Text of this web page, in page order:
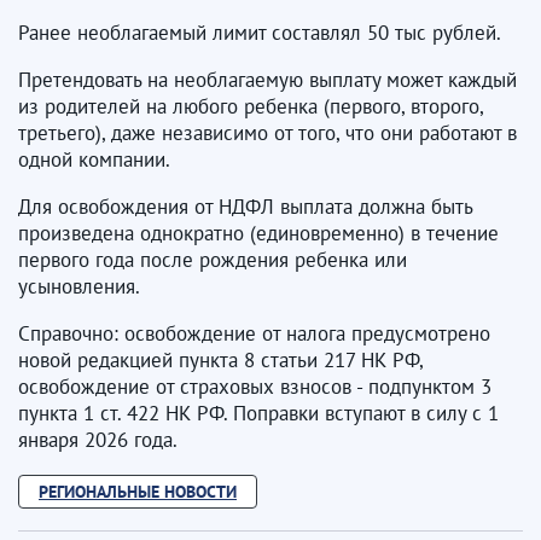
Ранее необлагаемый лимит составлял 50 тыс рублей.
Претендовать на необлагаемую выплату может каждый
из родителей на любого ребенка (первого, второго,
третьего), даже независимо от того, что они работают в
одной компании.
Для освобождения от НДФЛ выплата должна быть
произведена однократно (единовременно) в течение
первого года после рождения ребенка или
усыновления.
Справочно: освобождение от налога предусмотрено
новой редакцией пункта 8 статьи 217 НК РФ,
освобождение от страховых взносов - подпунктом 3
пункта 1 ст. 422 НК РФ. Поправки вступают в силу с 1
января 2026 года.
РЕГИОНАЛЬНЫЕ НОВОСТИ